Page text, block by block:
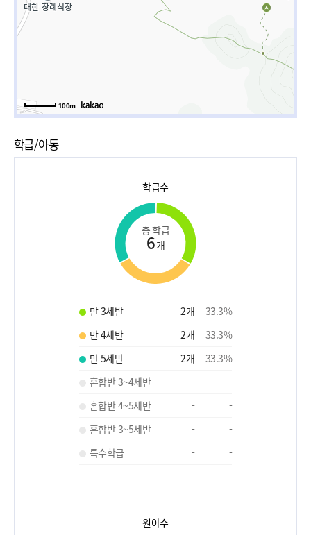
100m
학급/아동
학급수
총 학급
6개
만 3세반 2개 33.3%
만 4세반
2개 33.3%
만 5세반
2개 33.3%
혼합반 3~4세반
-
-
혼합반 4~5세반
-
-
혼합반 3~5세반
-
-
특수학급
- -
원아수